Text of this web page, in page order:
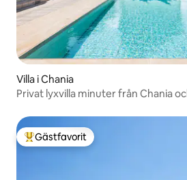
Villa i Chania
Privat lyxvilla minuter från Chania
Populär gästfavorit
Gästfavorit